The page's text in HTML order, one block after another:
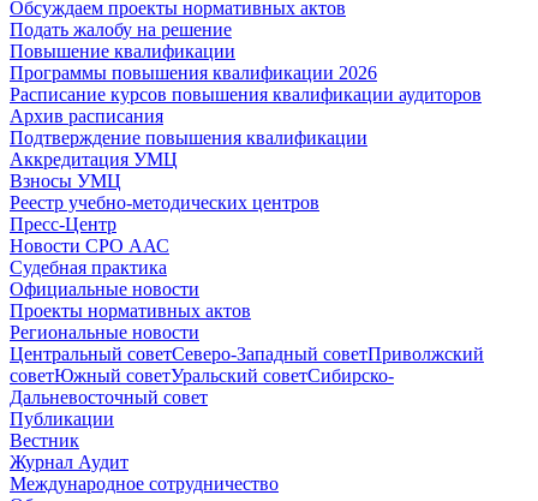
Обсуждаем проекты нормативных актов
Подать жалобу на решение
Повышение квалификации
Программы повышения квалификации 2026
Расписание курсов повышения квалификации аудиторов
Архив расписания
Подтверждение повышения квалификации
Аккредитация УМЦ
Взносы УМЦ
Реестр учебно-методических центров
Пресс-Центр
Новости СРО ААС
Судебная практика
Официальные новости
Проекты нормативных актов
Региональные новости
Центральный советСеверо-Западный советПриволжский
советЮжный советУральский советСибирско-
Дальневосточный совет
Публикации
Вестник
Журнал Аудит
Международное сотрудничество